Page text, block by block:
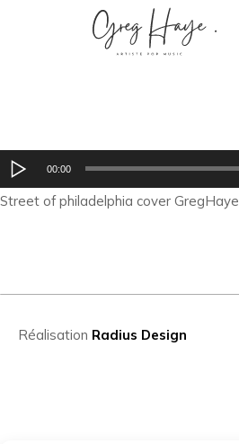
Lecteur
audio
00:00
Street of philadelphia cover GregHaye
Réalisation Radius Design